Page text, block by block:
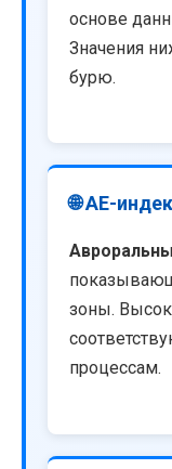
основе
Значения
бурю.
🌐 AE-
зоны.
процессам.